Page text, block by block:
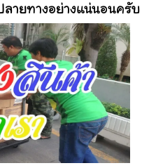
ายทางอย่างแน่นอนครับ